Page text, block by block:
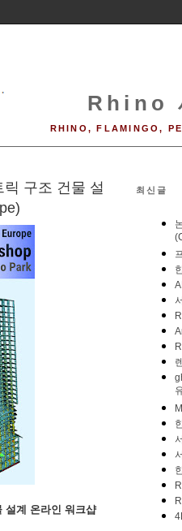
Rhino
RHINO, FLAMINGO,
구조 건물 설
설계 온라인 워크샵
최신글